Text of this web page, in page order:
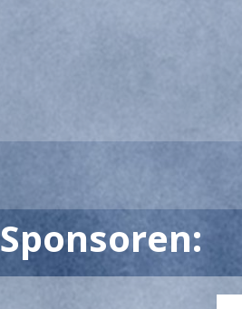
Sponsoren: